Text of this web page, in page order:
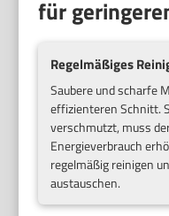
für
Regelmäßiges
Saubere und scharfe
effizienteren Schnitt.
verschmutzt, muss
Energieverbrauch
regelmäßig reinigen
austauschen.